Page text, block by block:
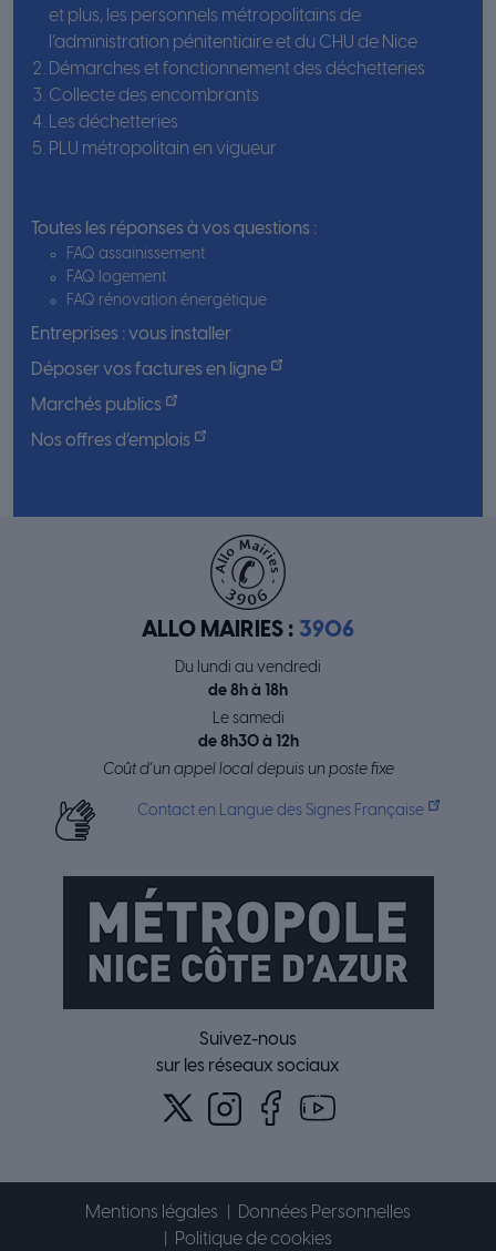
et plus, les personnels métropolitains de
l’administration pénitentiaire et du CHU de Nice
Démarches et fonctionnement des déchetteries
Collecte des encombrants
Les déchetteries
PLU métropolitain en vigueur
Toutes les réponses à vos questions :
FAQ assainissement
FAQ logement
FAQ rénovation énergétique
Entreprises : vous installer
Déposer vos factures en ligne
Marchés publics
Nos offres d’emplois
ALLO MAIRIES : 3906
Du lundi au vendredi
de 8h à 18h
Le samedi
de 8h30 à 12h
Coût d’un appel local depuis un poste fixe
Contact en Langue des Signes Française
Suivez-nous
sur les réseaux sociaux
Mentions légales
Données Personnelles
Politique de cookies